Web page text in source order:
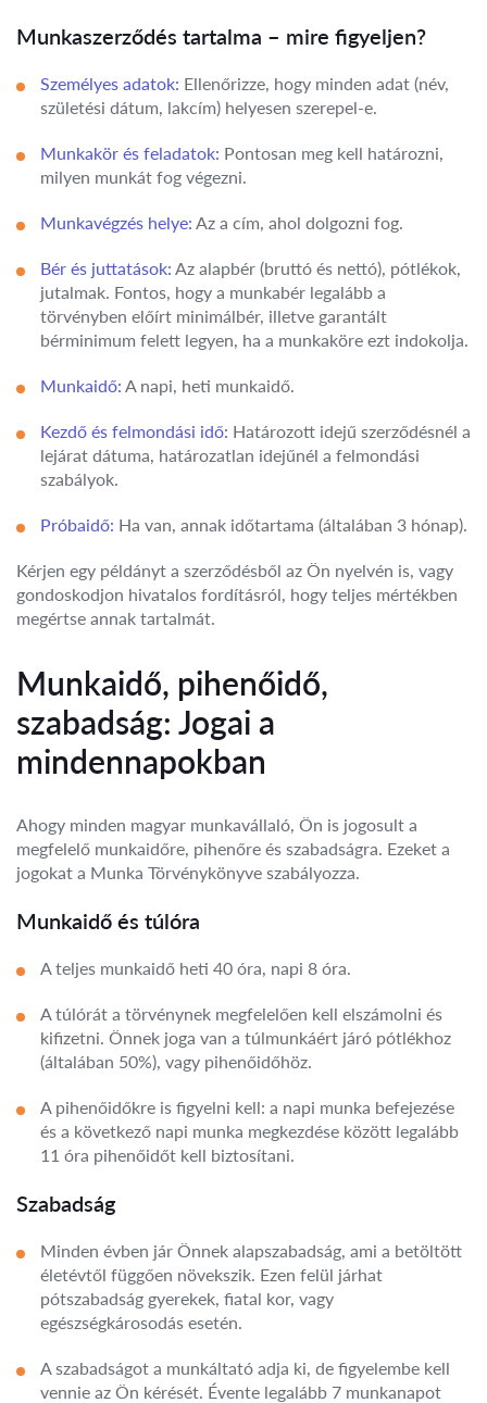
Munkaszerződés tartalma – mire figyeljen?
Személyes adatok: Ellenőrizze, hogy minden adat (név,
születési dátum, lakcím) helyesen szerepel-e.
Munkakör és feladatok: Pontosan meg kell határozni,
milyen munkát fog végezni.
Munkavégzés helye: Az a cím, ahol dolgozni fog.
Bér és juttatások: Az alapbér (bruttó és nettó), pótlékok,
jutalmak. Fontos, hogy a munkabér legalább a
törvényben előírt minimálbér, illetve garantált
bérminimum felett legyen, ha a munkaköre ezt indokolja.
Munkaidő: A napi, heti munkaidő.
Kezdő és felmondási idő: Határozott idejű szerződésnél a
lejárat dátuma, határozatlan idejűnél a felmondási
szabályok.
Próbaidő: Ha van, annak időtartama (általában 3 hónap).
Kérjen egy példányt a szerződésből az Ön nyelvén is, vagy
gondoskodjon hivatalos fordításról, hogy teljes mértékben
megértse annak tartalmát.
Munkaidő, pihenőidő,
szabadság: Jogai a
mindennapokban
Ahogy minden magyar munkavállaló, Ön is jogosult a
megfelelő munkaidőre, pihenőre és szabadságra. Ezeket a
jogokat a Munka Törvénykönyve szabályozza.
Munkaidő és túlóra
A teljes munkaidő heti 40 óra, napi 8 óra.
A túlórát a törvénynek megfelelően kell elszámolni és
kifizetni. Önnek joga van a túlmunkáért járó pótlékhoz
(általában 50%), vagy pihenőidőhöz.
A pihenőidőkre is figyelni kell: a napi munka befejezése
és a következő napi munka megkezdése között legalább
11 óra pihenőidőt kell biztosítani.
Szabadság
Minden évben jár Önnek alapszabadság, ami a betöltött
életévtől függően növekszik. Ezen felül járhat
pótszabadság gyerekek, fiatal kor, vagy
egészségkárosodás esetén.
A szabadságot a munkáltató adja ki, de figyelembe kell
vennie az Ön kérését. Évente legalább 7 munkanapot